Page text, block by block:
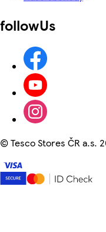
followUs
©Tesco Stores ČR a.s.